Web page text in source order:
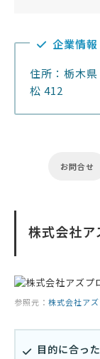
企業情報
住所：栃木
松 412
お問合せ
株式会社ア
参照元： 株式会社ア
目的に合っ